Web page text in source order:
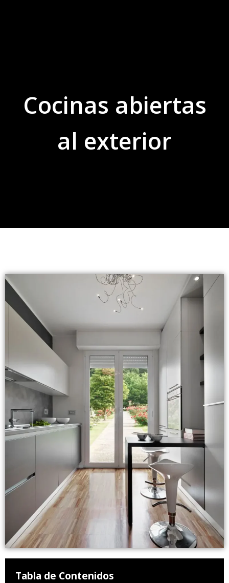
Cocinas abiertas
al exterior
Tabla de Contenidos